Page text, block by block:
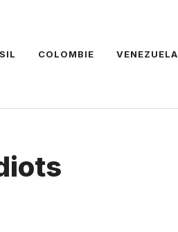
COLOMBIE VENEZUELA